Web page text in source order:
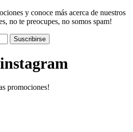
y conoce más acerca de nuestros
no te preocupes, no somos spam!
Suscribirse
promociones!